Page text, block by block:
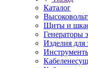
Каталог
Щиты и
Генераторы
Изделия для